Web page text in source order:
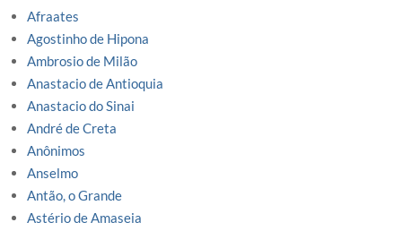
Afraates
Agostinho de Hipona
Ambrosio de Milão
Anastacio de Antioquia
Anastacio do Sinai
André de Creta
Anônimos
Anselmo
Antão, o Grande
Astério de Amaseia